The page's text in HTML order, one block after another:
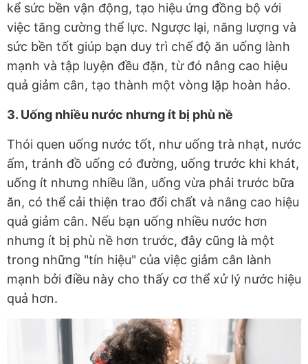
kể sức bền vận động, tạo hiệu ứng đồng bộ với
việc tăng cường thể lực. Ngược lại, năng lượng và
sức bền tốt giúp bạn duy trì chế độ ăn uống lành
mạnh và tập luyện đều đặn, từ đó nâng cao hiệu
quả giảm cân, tạo thành một vòng lặp hoàn hảo.
3. Uống nhiều nước nhưng ít bị phù nề
Thói quen uống nước tốt, như uống trà nhạt, nước
ấm, tránh đồ uống có đường, uống trước khi khát,
uống ít nhưng nhiều lần, uống vừa phải trước bữa
ăn, có thể cải thiện trao đổi chất và nâng cao hiệu
quả giảm cân. Nếu bạn uống nhiều nước hơn
nhưng ít bị phù nề hơn trước, đây cũng là một
trong những "tín hiệu" của việc giảm cân lành
mạnh bởi điều này cho thấy cơ thể xử lý nước hiệu
quả hơn.